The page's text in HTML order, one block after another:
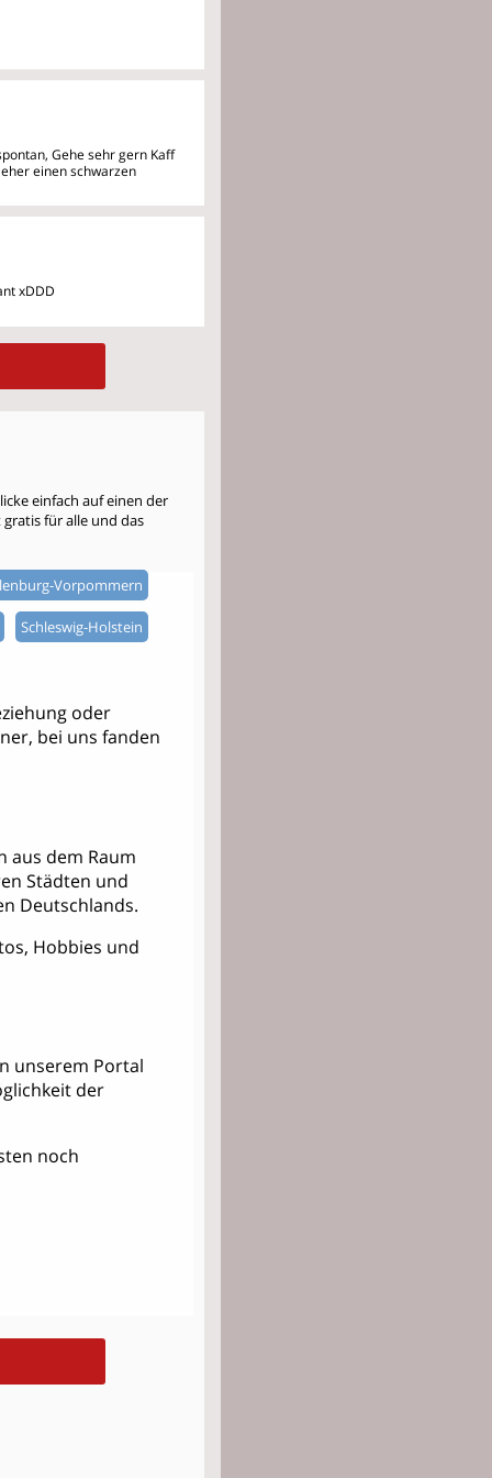
Gehe sehr gern Kaff
einen schwarzen
xDDD
einfach auf einen der
für alle und das
Vorpommern
Schleswig-Holstein
oder
bei uns fanden
aus dem Raum
Städten und
Deutschlands.
Hobbies und
unserem Portal
der
noch